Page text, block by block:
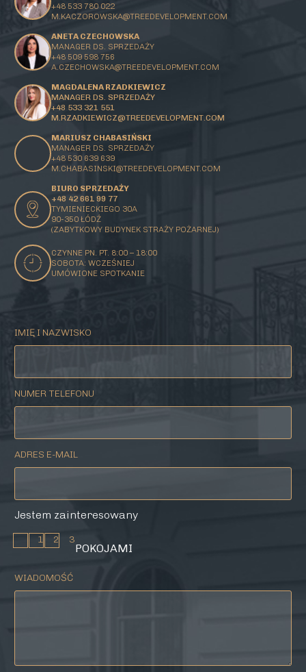
+48 533 780 022
M.KACZOROWSKA@TREEDEVELOPMENT.COM
ANETA CZECHOWSKA
MANAGER DS. SPRZEDAŻY
+48 509 598 756
A.CZECHOWSKA@TREEDEVELOPMENT.COM
MAGDALENA RZADKIEWICZ
MANAGER DS. SPRZEDAŻY
+48 533 321 551
M.RZADKIEWICZ@TREEDEVELOPMENT.COM
MARIUSZ CHABASIŃSKI
MANAGER DS. SPRZEDAŻY
+48 530 639 639
M.CHABASINSKI@TREEDEVELOPMENT.COM
BIURO SPRZEDAŻY
+48 42 661 99 77
TYMIENIECKIEGO 30A
90-350 ŁÓDŹ
(ZABYTKOWY BUDYNEK STRAŻY POŻARNEJ)
CZYNNE PN. PT. 8:00 – 18:00
SOBOTA: WCZEŚNIEJ
UMÓWIONE SPOTKANIE
IMIĘ I NAZWISKO
NUMER TELEFONU
ADRES E-MAIL
Jestem zainteresowany
1 2 3
POKOJAMI
WIADOMOŚĆ